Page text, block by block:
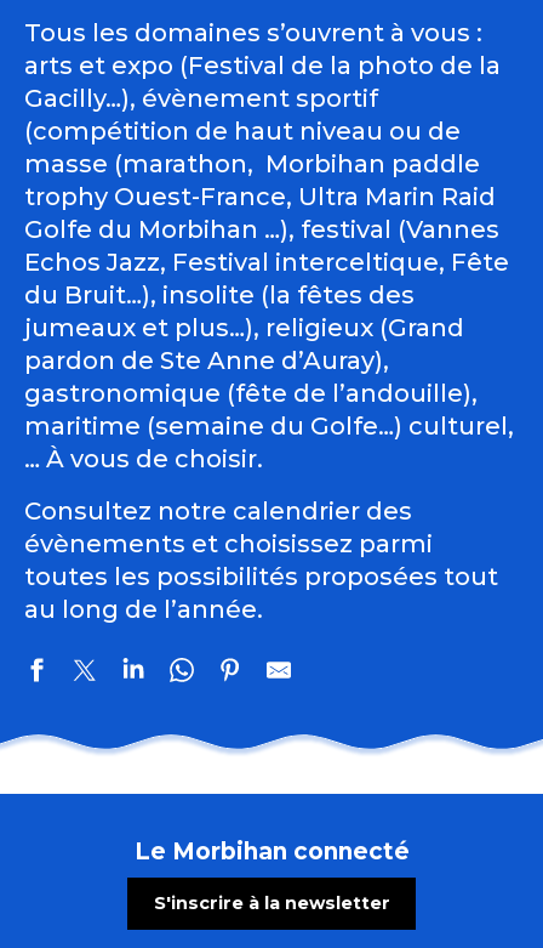
Tous les domaines s’ouvrent à vous :
arts et expo (Festival de la photo de la
Gacilly…), évènement sportif
(compétition de haut niveau ou de
masse (marathon, Morbihan paddle
trophy Ouest-France, Ultra Marin Raid
Golfe du Morbihan …), festival (Vannes
Echos Jazz, Festival interceltique, Fête
du Bruit…), insolite (la fêtes des
jumeaux et plus…), religieux (Grand
pardon de Ste Anne d’Auray),
gastronomique (fête de l’andouille),
maritime (semaine du Golfe…) culturel,
… À vous de choisir.
Consultez notre calendrier des
évènements et choisissez parmi
toutes les possibilités proposées tout
au long de l’année.
Les Virtuoses de Chambre de Cologne
Atelier créatif avec Cécile White - Leporello (livre
Ploërmel sur les pas du Dragon
Le Morbihan connecté
S'inscrire à la newsletter